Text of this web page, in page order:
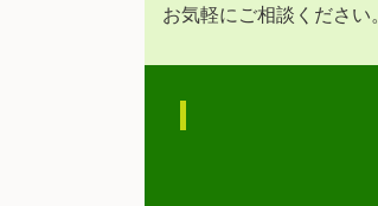
お気軽にご相談ください。